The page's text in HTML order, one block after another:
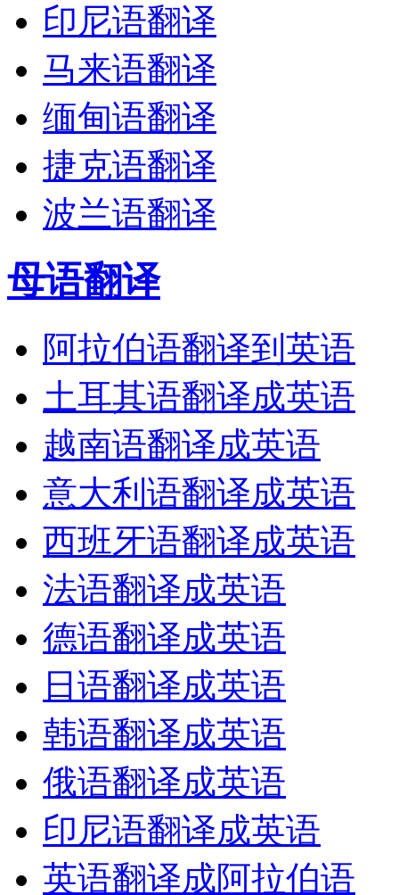
印尼语翻译
马来语翻译
缅甸语翻译
捷克语翻译
波兰语翻译
母语翻译
阿拉伯语翻译到英语
土耳其语翻译成英语
越南语翻译成英语
意大利语翻译成英语
西班牙语翻译成英语
法语翻译成英语
德语翻译成英语
日语翻译成英语
韩语翻译成英语
俄语翻译成英语
印尼语翻译成英语
英语翻译成阿拉伯语